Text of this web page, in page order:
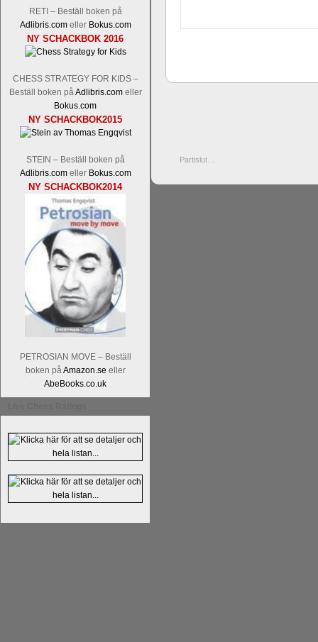
RETI – Beställ boken på
Adlibris.comeller Bokus.com
NY SCHACKBOK 2016
CHESS STRATEGY FOR KIDS –
Beställ boken påAdlibris.comeller
Bokus.com
NY SCHACKBOK2015
STEIN – Beställ boken på
Adlibris.comeller Bokus.com
NY SCHACKBOK2014
PETROSIAN MOVE – Beställ
boken påAmazon.se eller
AbeBooks.co.uk
Partislut…